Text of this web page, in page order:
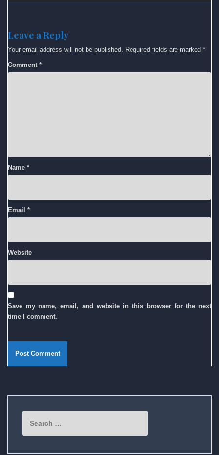
Leave a Reply
Your email address will not be published. Required fields are marked *
Comment *
Name *
Email *
Website
Save my name, email, and website in this browser for the next
time I comment.
for: